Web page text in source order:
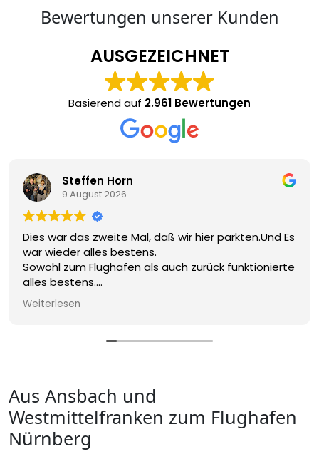
Bewertungen unserer Kunden
AUSGEZEICHNET
Basierend auf 2.961 Bewertungen
Steffen Horn
9 August 2026
war das zweite Mal, daß wir hier parkten.Und Es
wieder alles bestens.
zum Flughafen als auch zurück funktionierte
bestens.
kommen gerne wieder.
Aus Ansbach und
Westmittelfranken zum Flughafen
Nürnberg